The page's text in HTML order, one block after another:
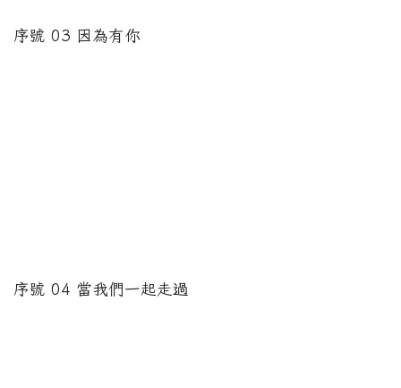
序號 03 因為有你
序號 04 當我們一起走過